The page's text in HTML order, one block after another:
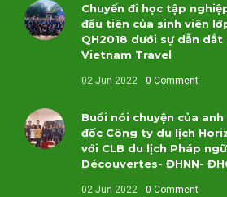
Chuyến đi học tập
đầu tiên của sinh viên
QH2018 dưới sự dẫn
Vietnam Travel
02 Jun 2022 0 Comment
Buổi nói chuyện của anh
đốc Công ty du lịch
với CLB du lịch Pháp
Découvertes- ĐHNN-
02 Jun 2022 0 Comment